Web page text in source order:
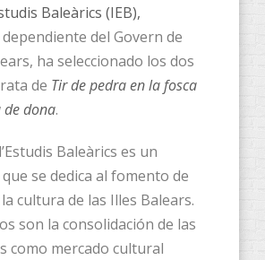
Baleàrics (IEB),
del Govern de
ha seleccionado los dos
de Tir de pedra en la fosca
dona.
Baleàrics es un
se dedica al fomento de
cultura de las Illes Balears.
son la consolidación de las
como mercado cultural